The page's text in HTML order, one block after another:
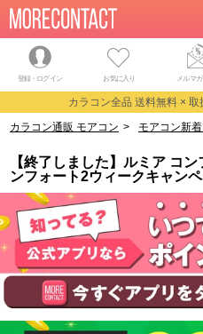
登録・ログイン お気に入り メルマガ
カラコン全品 送料無料 ×
カラコン通販 モアコン > モアコン新
【終了しました】ルミア コ
ンフォート2ウィークキャン